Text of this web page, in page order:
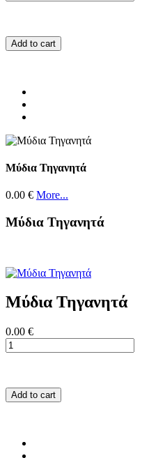
Add to cart
Μύδια Τηγανητά
0.00 € More...
Μύδια Τηγανητά
Μύδια Τηγανητά
0.00 €
Add to cart